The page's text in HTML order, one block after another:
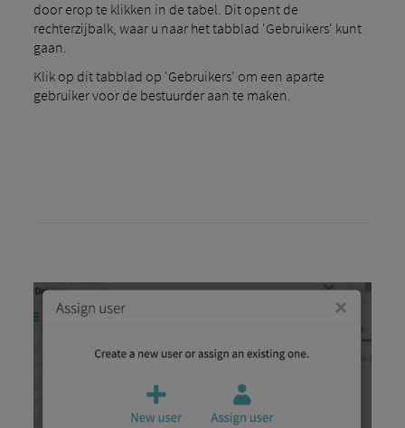
door erop te klikken in de tabel. Dit opent de
rechterzijbalk, waar u naar het tabblad 'Gebruikers' kunt
gaan.
Klik op dit tabblad op 'Gebruikers' om een ​​aparte
gebruiker voor de bestuurder aan te maken.